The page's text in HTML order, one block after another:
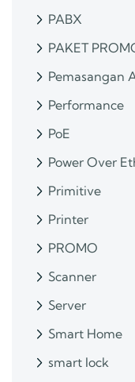
PABX
PAKET
Pemasangan
Performance
PoE
Power Over
Primitive
Printer
PROMO
Scanner
Server
Smart Home
smart lock